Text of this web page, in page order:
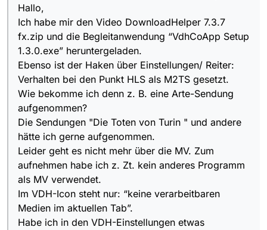
Hallo,
Ich habe mir den Video DownloadHelper 7.3.7
fx.zip und die Begleitanwendung “VdhCoApp Setup
1.3.0.exe” heruntergeladen.
Ebenso ist der Haken über Einstellungen/ Reiter:
Verhalten bei den Punkt HLS als M2TS gesetzt.
Wie bekomme ich denn z. B. eine Arte-Sendung
aufgenommen?
Die Sendungen "Die Toten von Turin " und andere
hätte ich gerne aufgenommen.
Leider geht es nicht mehr über die MV. Zum
aufnehmen habe ich z. Zt. kein anderes Programm
als MV verwendet.
Im VDH-Icon steht nur: “keine verarbeitbaren
Medien im aktuellen Tab”.
Habe ich in den VDH-Einstellungen etwas